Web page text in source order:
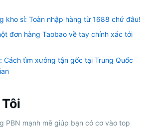
kho sỉ: Toàn nhập hàng từ 1688 chứ đâu!
đơn hàng Taobao về tay chính xác tới
Cách tìm xưởng tận gốc tại Trung Quốc
PBN mạnh mẽ giúp bạn có cơ vào top